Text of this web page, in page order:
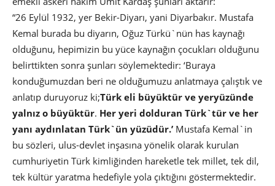
“26 Eylül 1932, yer Bekir-Diyarı, yani Diyarbakır. Mustafa
Kemal burada bu diyarın, Oğuz Türkü`nün has kaynağı
olduğunu, hepimizin bu yüce kaynağın çocukları olduğunu
belirttikten sonra şunları söylemektedir: ‘Buraya
konduğumuzdan beri ne olduğumuzu anlatmaya çalıştık ve
anlatıp duruyoruz ki;Türk eli büyüktür ve yeryüzünde
yalnız o büyüktür. Her yeri dolduran Türk`tür ve her
yanı aydınlatan Türk`ün yüzüdür.’ Mustafa Kemal`in
bu sözleri, ulus-devlet inşasına yönelik olarak kurulan
cumhuriyetin Türk kimliğinden hareketle tek millet, tek dil,
tek kültür yaratma hedefiyle yola çıktığını göstermektedir.